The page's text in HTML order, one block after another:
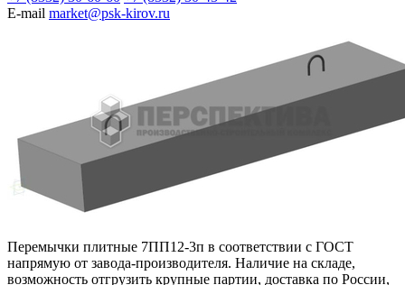
E-mail market@psk-kirov.ru
Перемычки плитные 7ПП12-3п в соответствии с ГОСТ
напрямую от завода-производителя. Наличие на складе,
возможность отгрузить крупные партии, доставка по России,